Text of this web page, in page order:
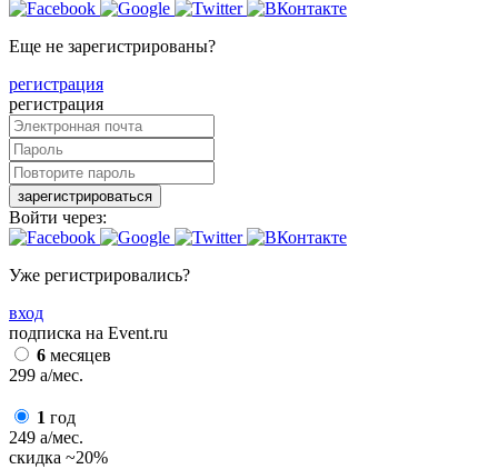
Еще не зарегистрированы?
регистрация
регистрация
зарегистрироваться
Войти через:
Уже регистрировались?
вход
подписка на Event.ru
6 месяцев
299 a/мес.
1 год
249 a/мес.
скидка ~20%